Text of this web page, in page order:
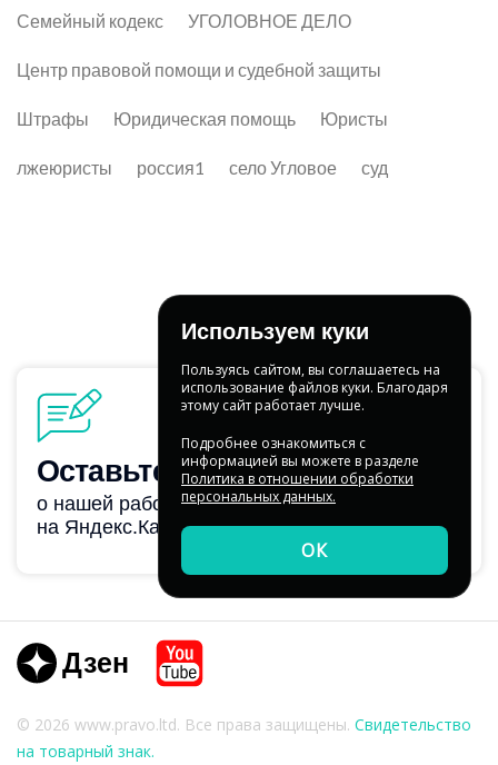
Семейный кодекс УГОЛОВНОЕ ДЕЛО
Центр правовой помощи и судебной защиты
Штрафы Юридическая помощь Юристы
лжеюристы россия1 село Угловое суд
Используем куки
Пользуясь сайтом, вы соглашаетесь на
использование файлов куки. Благодаря
этому сайт работает лучше.
Подробнее ознакомиться с
информацией вы можете в разделе
Политика в отношении обработки
персональных данных.
ОК
© 2026 www.pravo.ltd. Все права защищены. Свидетельство
на товарный знак.